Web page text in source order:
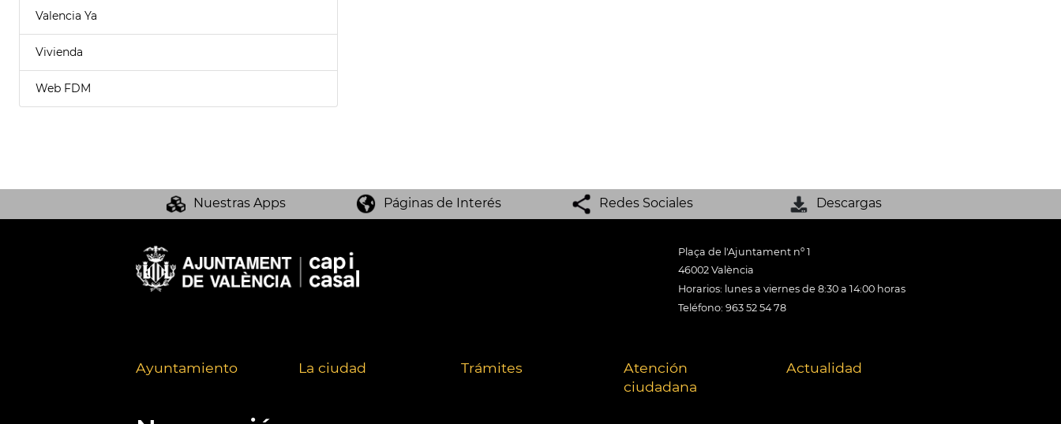
Valencia Ya
Vivienda
Web FDM
Nuestras Apps Páginas de Interés Redes Sociales Descargas
Plaça de l'Ajuntament nº 1
46002 València
Horarios: lunes a viernes de 8:30 a 14:00 horas
Teléfono: 963 52 54 78
Ayuntamiento La ciudad Trámites
Atención
ciudadana
Actualidad